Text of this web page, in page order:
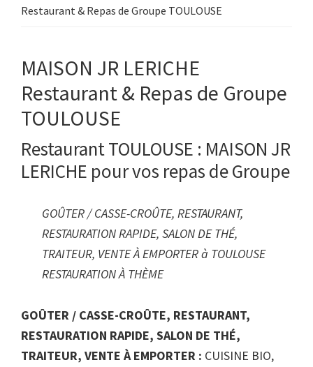
Restaurant & Repas de Groupe TOULOUSE
MAISON JR LERICHE
Restaurant & Repas de Groupe
TOULOUSE
Restaurant TOULOUSE : MAISON JR
LERICHE pour vos repas de Groupe
GOÛTER / CASSE-CROÛTE, RESTAURANT,
RESTAURATION RAPIDE, SALON DE THÉ,
TRAITEUR, VENTE À EMPORTER à TOULOUSE
RESTAURATION À THÈME
GOÛTER / CASSE-CROÛTE, RESTAURANT,
RESTAURATION RAPIDE, SALON DE THÉ,
TRAITEUR, VENTE À EMPORTER : CUISINE BIO,